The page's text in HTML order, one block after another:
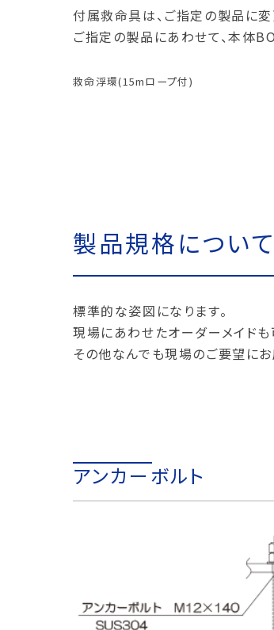
付属救命具は、ご指定の製品に変
ご指定の製品にあわせて、本体
救命浮環(15mロープ付)
製品規格について
標準的な姿図になります。
現場にあわせたオーダーメイドも
その他なんでも現場のご要望にお
アンカーボルト